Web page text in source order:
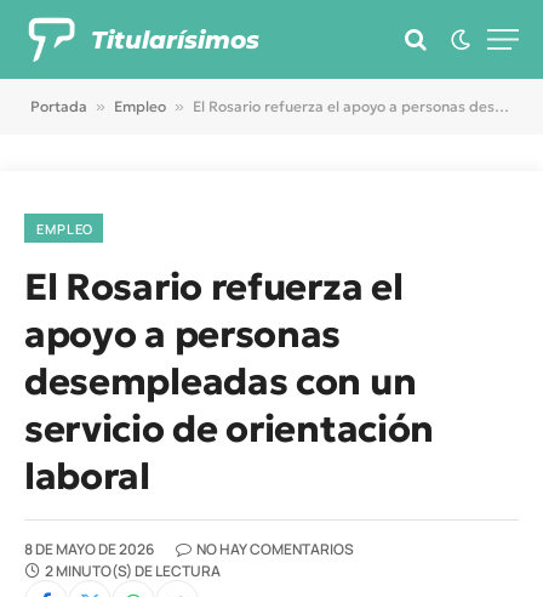
Titularísimos
Portada » Empleo » El Rosario refuerza el apoyo a personas desempleadas con un servicio de orientación laboral
EMPLEO
El Rosario refuerza el
apoyo a personas
desempleadas con un
servicio de orientación
laboral
8 DE MAYO DE 2026
NO HAY COMENTARIOS
2 MINUTO(S) DE LECTURA